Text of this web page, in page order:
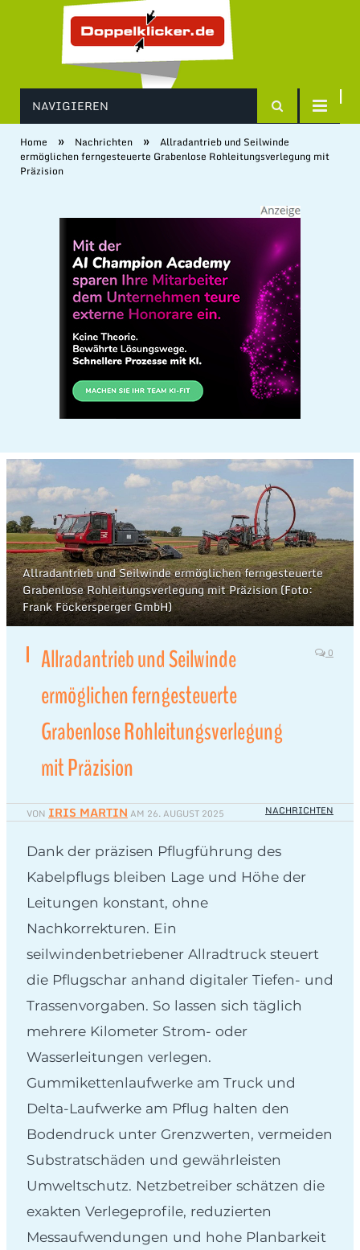
NAVIGIEREN
Home » Nachrichten »
Allradantrieb und Seilwinde
ermöglichen ferngesteuerte Grabenlose Rohleitungsverlegung mit
Präzision
Allradantrieb und Seilwinde ermöglichen ferngesteuerte
Grabenlose Rohleitungsverlegung mit Präzision (Foto:
Frank Föckersperger GmbH)
Allradantrieb und Seilwinde
ermöglichen ferngesteuerte
Grabenlose Rohleitungsverlegung
mit Präzision
0
VON IRIS MARTIN AM 26. AUGUST 2025 NACHRICHTEN
Dank der präzisen Pflugführung des
Kabelpflugs bleiben Lage und Höhe der
Leitungen konstant, ohne
Nachkorrekturen. Ein
seilwindenbetriebener Allradtruck steuert
die Pflugschar anhand digitaler Tiefen- und
Trassenvorgaben. So lassen sich täglich
mehrere Kilometer Strom- oder
Wasserleitungen verlegen.
Gummikettenlaufwerke am Truck und
Delta-Laufwerke am Pflug halten den
Bodendruck unter Grenzwerten, vermeiden
Substratschäden und gewährleisten
Umweltschutz. Netzbetreiber schätzen die
exakten Verlegeprofile, reduzierten
Messaufwendungen und hohe Planbarkeit